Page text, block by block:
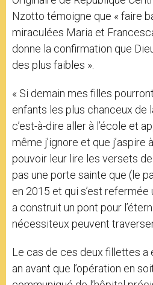
Nzotto témoigne que « faire
miraculées Maria et
donne la confirmation que
des plus faibles ».
« Si demain mes filles
enfants les plus chanceux de
c’est-à-dire aller à l’école et
même j’ignore et que j’aspire
pouvoir leur lire les versets de
pas une porte sainte que (le
en 2015 et qui s’est refermée
a construit un pont pour
nécessiteux peuvent
Le cas de ces deux fillettes a
an avant que l’opération en